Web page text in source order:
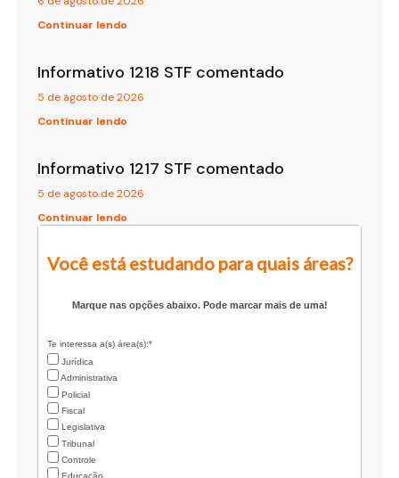
Continuar lendo
Informativo 1218 STF comentado
5 de agosto de 2026
Continuar lendo
Informativo 1217 STF comentado
5 de agosto de 2026
Continuar lendo
Você está estudando para quais áreas?
Marque nas opções abaixo. Pode marcar mais de uma!
Te interessa a(s) área(s):*
Jurídica
Administrativa
Policial
Fiscal
Legislativa
Tribunal
Controle
Educação